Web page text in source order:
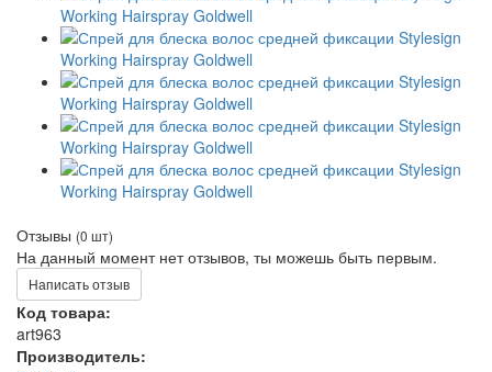
Отзывы (0 шт)
На данный момент нет отзывов, ты можешь быть первым.
Написать отзыв
Код товара:
art963
Производитель: